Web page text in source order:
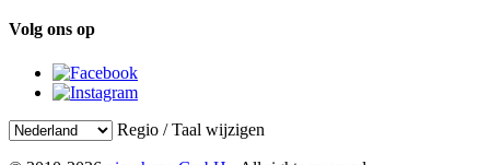
Volg ons op
Regio / Taal wijzigen